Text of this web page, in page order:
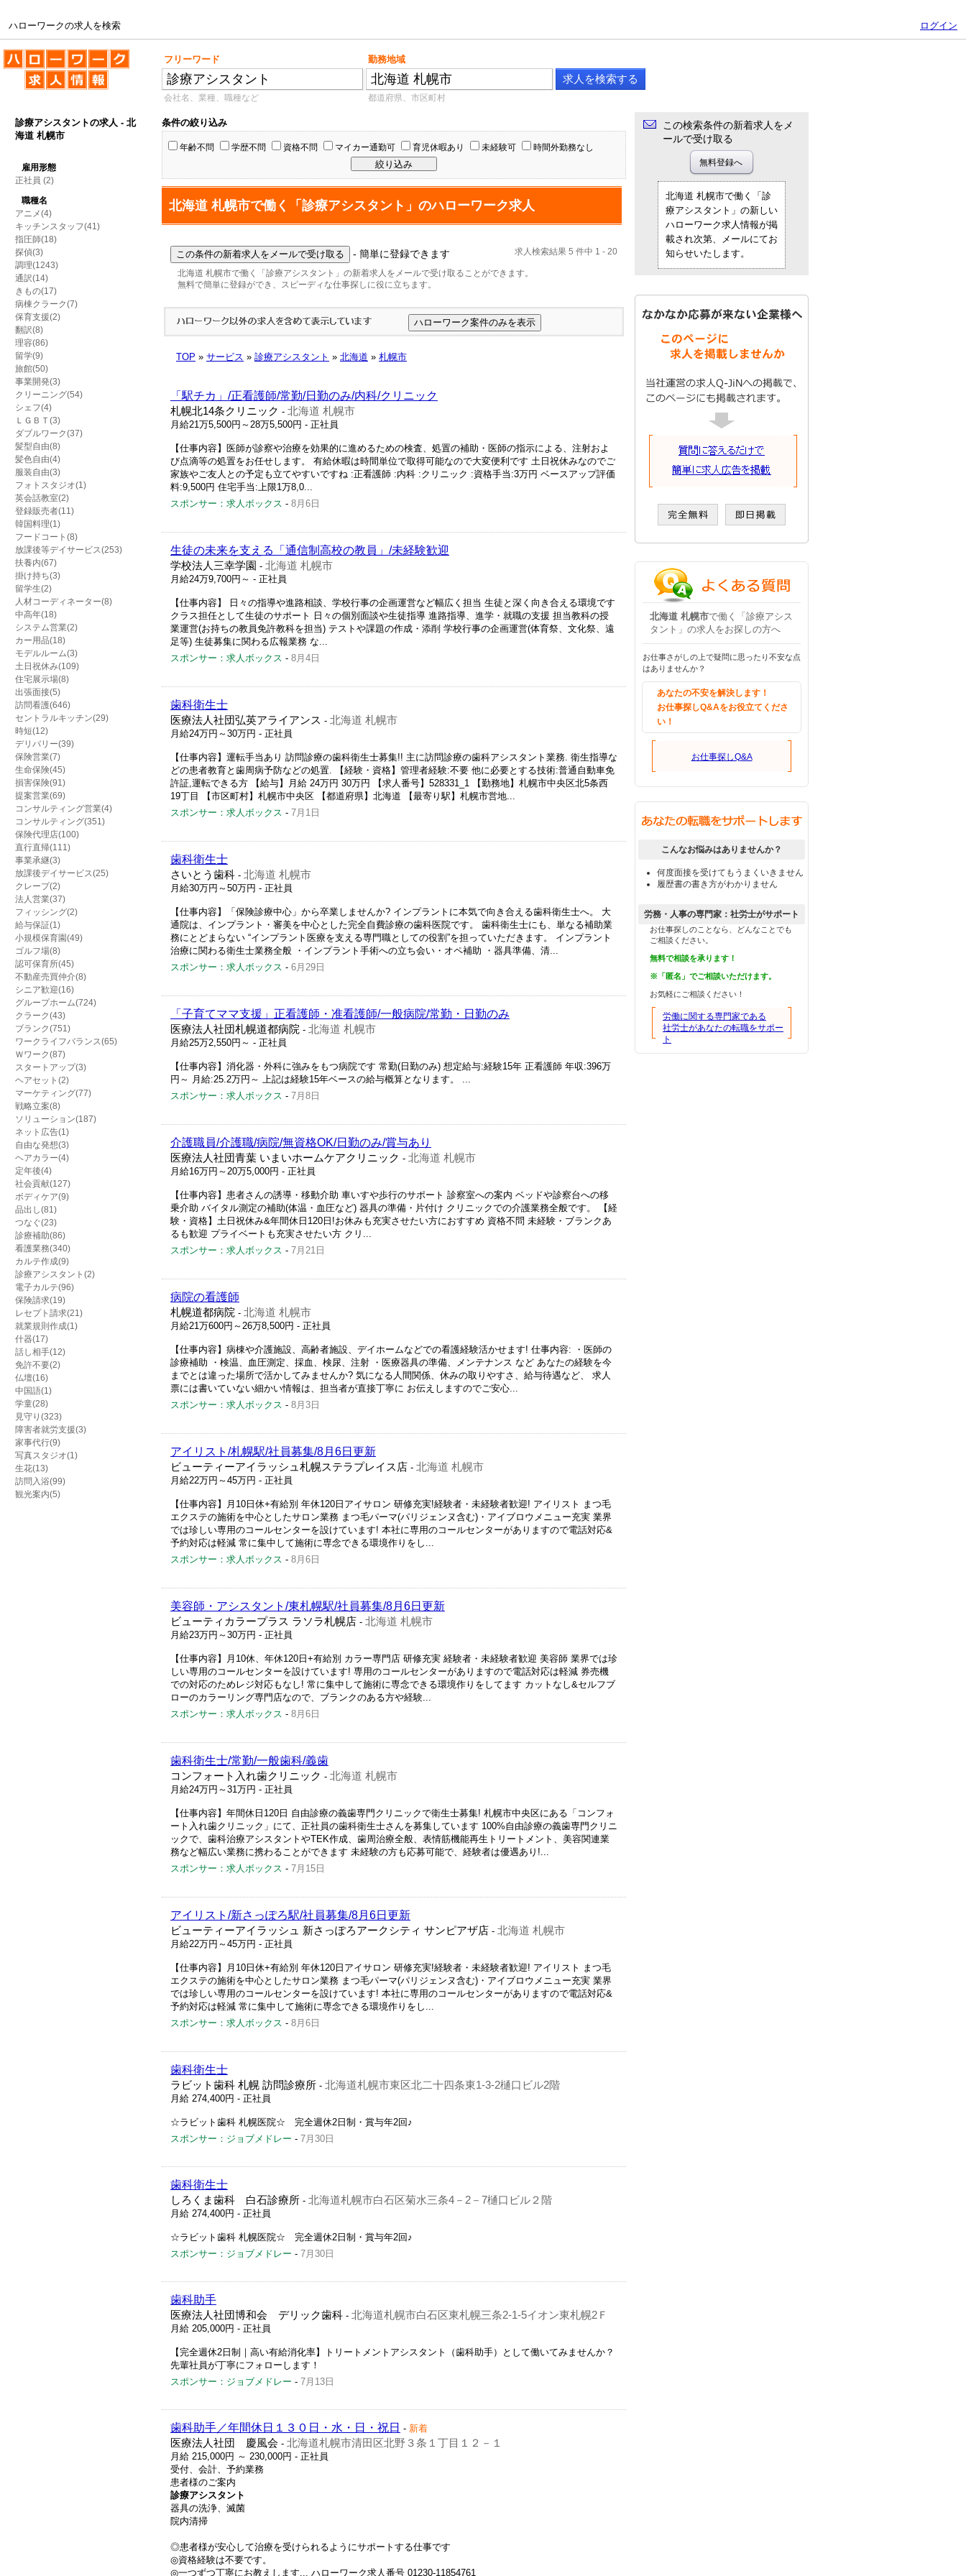
ハローワークの求人を検索 ログイン
ハローワークの求人を検索 フリーワード 勤務地域
会社名、業種、職種など 都道府県、市区町村
診療アシスタントの求人 - 北
海道 札幌市
雇用形態
正社員 (2)
職種名
アニメ(4)
キッチンスタッフ(41)
指圧師(18)
探偵(3)
調理(1243)
通訳(14)
きもの(17)
病棟クラーク(7)
保育支援(2)
翻訳(8)
理容(86)
留学(9)
旅館(50)
事業開発(3)
クリーニング(54)
シェフ(4)
ＬＧＢＴ(3)
ダブルワーク(37)
髪型自由(8)
髪色自由(4)
服装自由(3)
フォトスタジオ(1)
英会話教室(2)
登録販売者(11)
韓国料理(1)
フードコート(8)
放課後等デイサービス(253)
扶養内(67)
掛け持ち(3)
留学生(2)
人材コーディネーター(8)
中高年(18)
システム営業(2)
カー用品(18)
モデルルーム(3)
土日祝休み(109)
住宅展示場(8)
出張面接(5)
訪問看護(646)
セントラルキッチン(29)
時短(12)
デリバリー(39)
保険営業(7)
生命保険(45)
損害保険(91)
提案営業(69)
コンサルティング営業(4)
コンサルティング(351)
保険代理店(100)
直行直帰(111)
事業承継(3)
放課後デイサービス(25)
クレープ(2)
法人営業(37)
フィッシング(2)
給与保証(1)
小規模保育園(49)
ゴルフ場(8)
認可保育所(45)
不動産売買仲介(8)
シニア歓迎(16)
グループホーム(724)
クラーク(43)
ブランク(751)
ワークライフバランス(65)
Ｗワーク(87)
スタートアップ(3)
ヘアセット(2)
マーケティング(77)
戦略立案(8)
ソリューション(187)
ネット広告(1)
自由な発想(3)
ヘアカラー(4)
定年後(4)
社会貢献(127)
ボディケア(9)
品出し(81)
つなぐ(23)
診療補助(86)
看護業務(340)
カルテ作成(9)
診療アシスタント(2)
電子カルテ(96)
保険請求(19)
レセプト請求(21)
就業規則作成(1)
什器(17)
話し相手(12)
免許不要(2)
仏壇(16)
中国語(1)
学童(28)
見守り(323)
障害者就労支援(3)
家事代行(9)
写真スタジオ(1)
生花(13)
訪問入浴(99)
観光案内(5)
条件の絞り込み
年齢不問 学歴不問 資格不問 マイカー通勤可 育児休暇あり 未経験可 時間外勤務なし
北海道 札幌市で働く「診療アシスタント」のハローワーク求人
求人検索結果 5 件中 1 - 20
- 簡単に登録できます
北海道 札幌市で働く「診療アシスタント」の新着求人をメールで受け取ることができます。
無料で簡単に登録ができ、スピーディな仕事探しに役に立ちます。
TOP » サービス » 診療アシスタント » 北海道 » 札幌市
「駅チカ」/正看護師/常勤/日勤のみ/内科/クリニック
札幌北14条クリニック - 北海道 札幌市
月給21万5,500円～28万5,500円 - 正社員
【仕事内容】医師が診察や治療を効果的に進めるための検査、処置の補助・医師の指示による、注射およ
び点滴等の処置をお任せします。 有給休暇は時間単位で取得可能なので大変便利です 土日祝休みなのでご
家族やご友人との予定も立てやすいですね :正看護師 :内科 :クリニック :資格手当:3万円 ベースアップ評価
料:9,500円 住宅手当:上限1万8,0...
スポンサー：求人ボックス - 8月6日
生徒の未来を支える「通信制高校の教員」/未経験歓迎
学校法人三幸学園 - 北海道 札幌市
月給24万9,700円～ - 正社員
【仕事内容】 日々の指導や進路相談、学校行事の企画運営など幅広く担当 生徒と深く向き合える環境です
クラス担任として生徒のサポート 日々の個別面談や生徒指導 進路指導、進学・就職の支援 担当教科の授
業運営(お持ちの教員免許教科を担当) テストや課題の作成・添削 学校行事の企画運営(体育祭、文化祭、遠
足等) 生徒募集に関わる広報業務 な...
スポンサー：求人ボックス - 8月4日
歯科衛生士
医療法人社団弘英アライアンス - 北海道 札幌市
月給24万円～30万円 - 正社員
【仕事内容】運転手当あり 訪問診療の歯科衛生士募集!! 主に訪問診療の歯科アシスタント業務. 衛生指導な
どの患者教育と歯周病予防などの処置. 【経験・資格】管理者経験:不要 他に必要とする技術:普通自動車免
許証,運転できる方 【給与】月給 24万円 30万円 【求人番号】528331_1 【勤務地】札幌市中央区北5条西
19丁目 【市区町村】札幌市中央区 【都道府県】北海道 【最寄り駅】札幌市営地...
スポンサー：求人ボックス - 7月1日
歯科衛生士
さいとう歯科 - 北海道 札幌市
月給30万円～50万円 - 正社員
【仕事内容】「保険診療中心」から卒業しませんか? インプラントに本気で向き合える歯科衛生士へ。 大
通院は、インプラント・審美を中心とした完全自費診療の歯科医院です。 歯科衛生士にも、単なる補助業
務にとどまらない “インプラント医療を支える専門職としての役割”を担っていただきます。 インプラント
治療に関わる衛生士業務全般 ・インプラント手術への立ち会い・オペ補助 ・器具準備、清...
スポンサー：求人ボックス - 6月29日
「子育てママ支援」正看護師・准看護師/一般病院/常勤・日勤のみ
医療法人社団札幌道都病院 - 北海道 札幌市
月給25万2,550円～ - 正社員
【仕事内容】消化器・外科に強みをもつ病院です 常勤(日勤のみ) 想定給与:経験15年 正看護師 年収:396万
円～ 月給:25.2万円～ 上記は経験15年ベースの給与概算となります。 ...
スポンサー：求人ボックス - 7月8日
介護職員/介護職/病院/無資格OK/日勤のみ/賞与あり
医療法人社団青葉 いまいホームケアクリニック - 北海道 札幌市
月給16万円～20万5,000円 - 正社員
【仕事内容】患者さんの誘導・移動介助 車いすや歩行のサポート 診察室への案内 ベッドや診察台への移
乗介助 バイタル測定の補助(体温・血圧など) 器具の準備・片付け クリニックでの介護業務全般です。 【経
験・資格】土日祝休み&年間休日120日!お休みも充実させたい方におすすめ 資格不問 未経験・ブランクあ
るも歓迎 プライベートも充実させたい方 クリ...
スポンサー：求人ボックス - 7月21日
病院の看護師
札幌道都病院 - 北海道 札幌市
月給21万600円～26万8,500円 - 正社員
【仕事内容】病棟や介護施設、高齢者施設、デイホームなどでの看護経験活かせます! 仕事内容: ・医師の
診療補助 ・検温、血圧測定、採血、検尿、注射 ・医療器具の準備、メンテナンス など あなたの経験を今
までとは違った場所で活かしてみませんか? 気になる人間関係、休みの取りやすさ、給与待遇など、 求人
票には書いていない細かい情報は、担当者が直接丁寧に お伝えしますのでご安心...
スポンサー：求人ボックス - 8月3日
アイリスト/札幌駅/社員募集/8月6日更新
ビューティーアイラッシュ札幌ステラプレイス店 - 北海道 札幌市
月給22万円～45万円 - 正社員
【仕事内容】月10日休+有給別 年休120日アイサロン 研修充実!経験者・未経験者歓迎! アイリスト まつ毛
エクステの施術を中心としたサロン業務 まつ毛パーマ(パリジェンヌ含む)・アイブロウメニュー充実 業界
では珍しい専用のコールセンターを設けています! 本社に専用のコールセンターがありますので電話対応&
予約対応は軽減 常に集中して施術に専念できる環境作りをし...
スポンサー：求人ボックス - 8月6日
美容師・アシスタント/東札幌駅/社員募集/8月6日更新
ビューティカラープラス ラソラ札幌店 - 北海道 札幌市
月給23万円～30万円 - 正社員
【仕事内容】月10休、年休120日+有給別 カラー専門店 研修充実 経験者・未経験者歓迎 美容師 業界では珍
しい専用のコールセンターを設けています! 専用のコールセンターがありますので電話対応は軽減 券売機
での対応のためレジ対応もなし! 常に集中して施術に専念できる環境作りをしてます カットなし&セルフブ
ローのカラーリング専門店なので、ブランクのある方や経験...
スポンサー：求人ボックス - 8月6日
歯科衛生士/常勤/一般歯科/義歯
コンフォート入れ歯クリニック - 北海道 札幌市
月給24万円～31万円 - 正社員
【仕事内容】年間休日120日 自由診療の義歯専門クリニックで衛生士募集! 札幌市中央区にある「コンフォ
ート入れ歯クリニック」にて、正社員の歯科衛生士さんを募集しています 100%自由診療の義歯専門クリニ
ックで、歯科治療アシスタントやTEK作成、歯周治療全般、表情筋機能再生トリートメント、美容関連業
務など幅広い業務に携わることができます 未経験の方も応募可能で、経験者は優遇あり!...
スポンサー：求人ボックス - 7月15日
アイリスト/新さっぽろ駅/社員募集/8月6日更新
ビューティーアイラッシュ 新さっぽろアークシティ サンピアザ店 - 北海道 札幌市
月給22万円～45万円 - 正社員
【仕事内容】月10日休+有給別 年休120日アイサロン 研修充実!経験者・未経験者歓迎! アイリスト まつ毛
エクステの施術を中心としたサロン業務 まつ毛パーマ(パリジェンヌ含む)・アイブロウメニュー充実 業界
では珍しい専用のコールセンターを設けています! 本社に専用のコールセンターがありますので電話対応&
予約対応は軽減 常に集中して施術に専念できる環境作りをし...
スポンサー：求人ボックス - 8月6日
歯科衛生士
ラビット歯科 札幌 訪問診療所 - 北海道札幌市東区北二十四条東1-3-2樋口ビル2階
月給 274,400円 - 正社員
☆ラビット歯科 札幌医院☆ 完全週休2日制・賞与年2回♪
スポンサー：ジョブメドレー - 7月30日
歯科衛生士
しろくま歯科 白石診療所 - 北海道札幌市白石区菊水三条4－2－7樋口ビル２階
月給 274,400円 - 正社員
☆ラビット歯科 札幌医院☆ 完全週休2日制・賞与年2回♪
スポンサー：ジョブメドレー - 7月30日
歯科助手
医療法人社団博和会 デリック歯科 - 北海道札幌市白石区東札幌三条2-1-5イオン東札幌2Ｆ
月給 205,000円 - 正社員
【完全週休2日制｜高い有給消化率】トリートメントアシスタント（歯科助手）として働いてみませんか？
先輩社員が丁寧にフォローします！
スポンサー：ジョブメドレー - 7月13日
歯科助手／年間休日１３０日・水・日・祝日 - 新着
医療法人社団 慶風会 - 北海道札幌市清田区北野３条１丁目１２－１
月給 215,000円 ～ 230,000円 - 正社員
受付、会計、予約業務
患者様のご案内
診療アシスタント
器具の洗浄、滅菌
院内清掃
◎患者様が安心して治療を受けられるようにサポートする仕事です
◎資格経験は不要です。
◎一つずつ丁寧にお教えします... ハローワーク求人番号 01230-11854761
この検索条件の新着求人をメ
ールで受け取る
北海道 札幌市で働く「診
療アシスタント」の新しい
ハローワーク求人情報が掲
載され次第、メールにてお
知らせいたします。
北海道 札幌市で働く「診療アシス
タント」の求人をお探しの方へ
お仕事さがしの上で疑問に思ったり不安な点
はありませんか？
あなたの不安を解決します！
お仕事探しQ&Aをお役立てくださ
い！
お仕事探しQ&A
こんなお悩みはありませんか？
何度面接を受けてもうまくいきません
履歴書の書き方がわかりません
労務・人事の専門家：社労士がサポート
お仕事探しのことなら、どんなことでも
ご相談ください。
無料で相談を承ります！
※「匿名」でご相談いただけます。
お気軽にご相談ください！
労働に関する専門家である
社労士があなたの転職をサポー
ト